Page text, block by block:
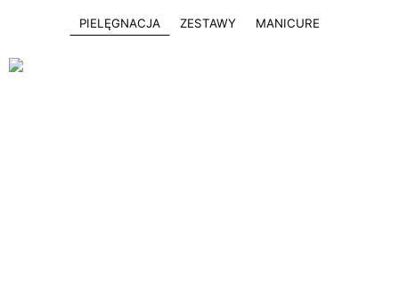
PIELĘGNACJA ZESTAWY MANICURE